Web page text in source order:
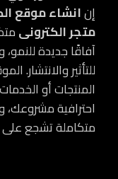
إنانشاء موقع
متجر الكترونى
آفاقًا جديدة
للتأثير والانتشار.
المنتجات أو
احترافية مشروعك،
متكاملة تشجع على